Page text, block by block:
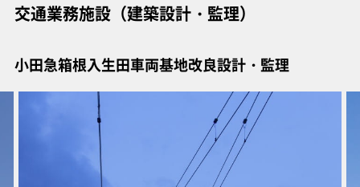
交通業務施設（建築設計・監理）
小田急箱根入生田車両基地改良設計・監理